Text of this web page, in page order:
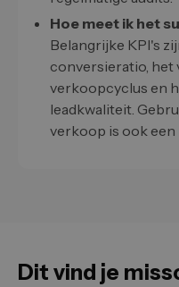
Hoe meet ik het
Belangrijke KPI's
conversieratio, het
verkoopcyclus en
leadkwaliteit.
verkoop is ook
Dit vind je